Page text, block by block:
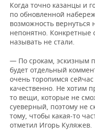
Когда точно казанцы и
по обновленной
возможность
непонятно. Конкретные
называть не стали.
— По срокам, эскизным
будет отдельный
очень торопимся
качественно. Не хотим
то вещи, которые не
суеверный, поэтому не
тому, чтобы какая-то
отметил Игорь Куляжев.